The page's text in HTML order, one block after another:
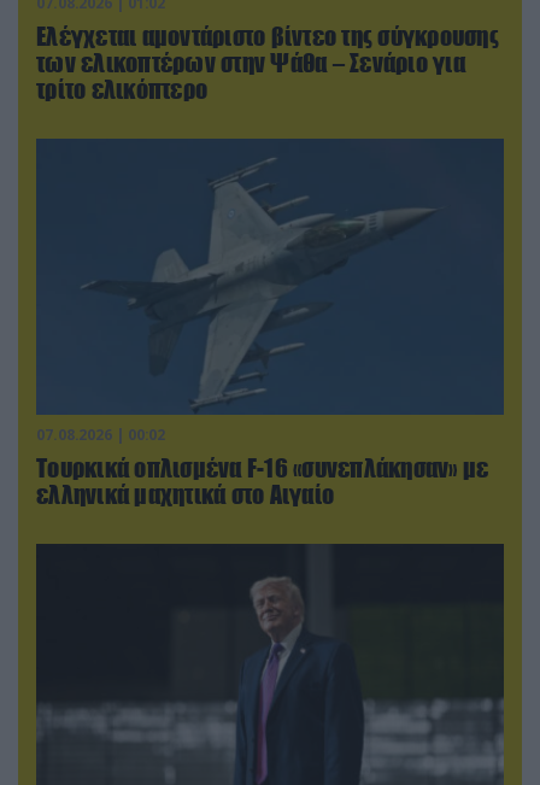
Ελέγχεται αμοντάριστο βίντεο της σύγκρουσης
των ελικοπτέρων στην Ψάθα – Σενάριο για
τρίτο ελικόπτερο
07.08.2026 | 00:02
Τουρκικά οπλισμένα F-16 «συνεπλάκησαν» με
ελληνικά μαχητικά στο Αιγαίο